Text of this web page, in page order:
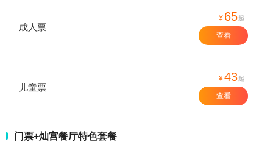
成人票
¥ 65起
查看
儿童票
¥43起
查看
门票+灿宫餐厅特色套餐